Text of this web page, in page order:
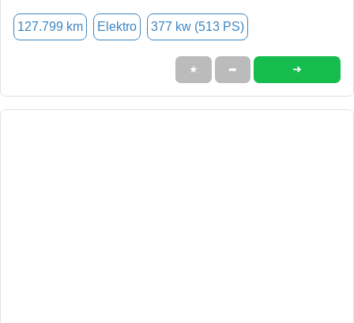
127.799 km Elektro 377 kw (513 PS)
★ ➦ ➜